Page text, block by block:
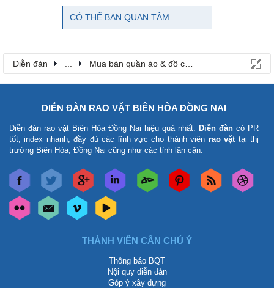
CÓ THỂ BẠN QUAN TÂM
Diễn đàn Mua bán quần áo & đồ cho bé
DIỄN ĐÀN RAO VẶT BIÊN HÒA ĐỒNG NAI
Diễn đàn rao vặt Biên Hòa Đồng Nai hiệu quả nhất. Diễn đàn có PR
tốt, index nhanh, đầy đủ các lĩnh vực cho thành viên rao vặt tại thị
trường Biên Hòa, Đồng Nai cũng như các tỉnh lân cận.
THÀNH VIÊN CẦN CHÚ Ý
Thông báo BQT
Nội quy diễn đàn
Góp ý xây dựng